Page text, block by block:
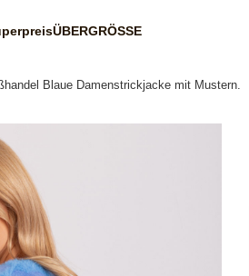
ÜBERGRÖSSE
Blaue Damenstrickjacke mit Mustern.